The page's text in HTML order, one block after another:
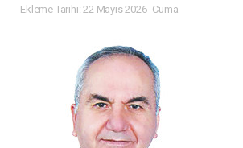
Ekleme Tarihi: 22 Mayıs 2026 -Cuma